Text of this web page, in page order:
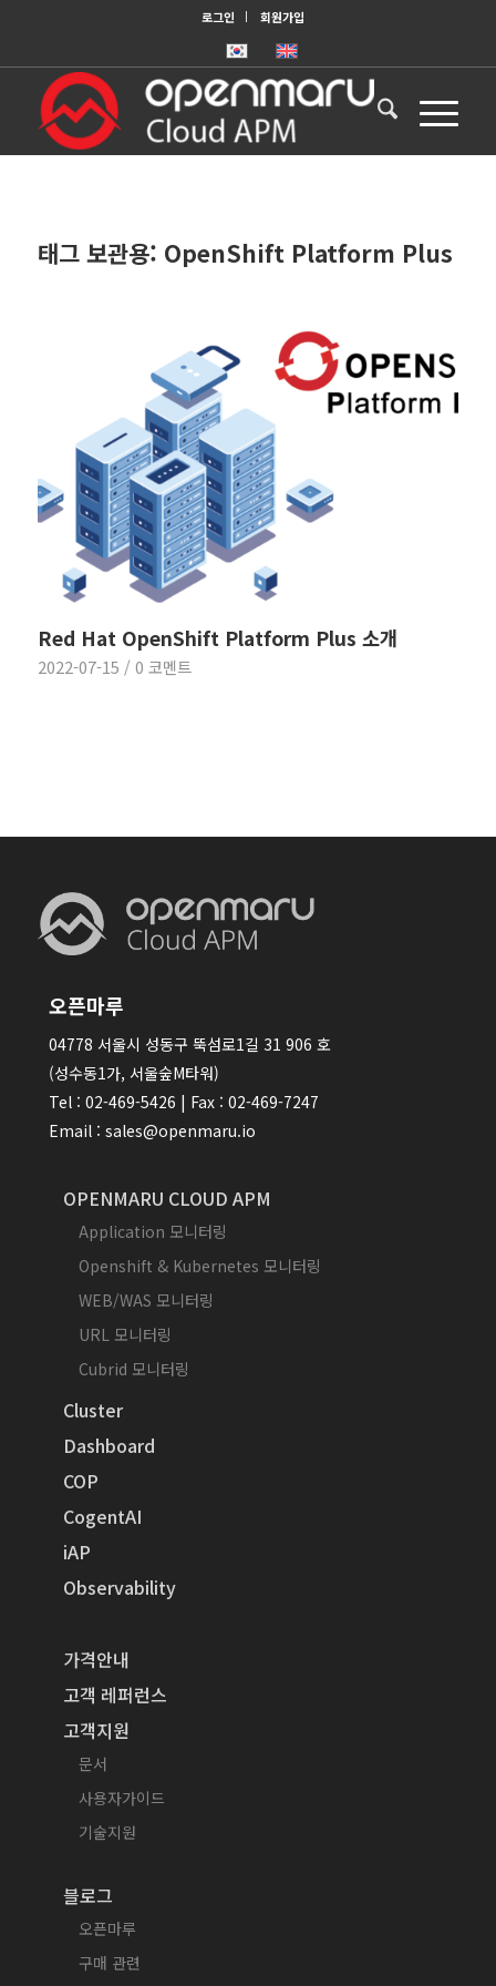
로그인 회원가입
태그 보관용: OpenShift Platform Plus
Red Hat OpenShift Platform Plus 소개
2022-07-15 / 0 코멘트
오픈마루
04778 서울시 성동구 뚝섬로1길 31 906 호
(성수동1가, 서울숲M타워)
Tel : 02-469-5426 | Fax : 02-469-7247
Email : sales@openmaru.io
OPENMARU CLOUD APM
Application 모니터링
Openshift & Kubernetes 모니터링
WEB/WAS 모니터링
URL 모니터링
Cubrid 모니터링
Cluster
Dashboard
COP
CogentAI
iAP
Observability
가격안내
고객 레퍼런스
고객지원
문서
사용자가이드
기술지원
블로그
오픈마루
구매 관련